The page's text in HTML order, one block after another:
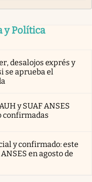
y Política
desalojos exprés y
se aprueba el
y SUAF ANSES
confirmadas
y confirmado: este
en agosto de